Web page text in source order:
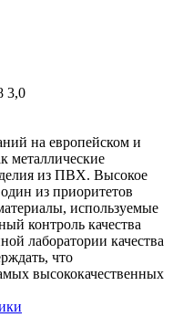
3,0
на европейском и
металлические
из ПВХ. Высокое
из приоритетов
используемые
контроль качества
лаборатории качества
что
высококачественных